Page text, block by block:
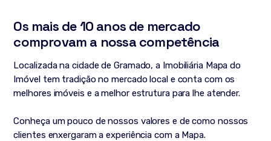
Os mais de 10 anos de mercado
comprovam a nossa competência
Localizada na cidade de Gramado, a Imobiliária Mapa do
Imóvel tem tradição no mercado local e conta com os
melhores imóveis e a melhor estrutura para lhe atender.
Conheça um pouco de nossos valores e de como nossos
clientes enxergaram a experiência com a Mapa.